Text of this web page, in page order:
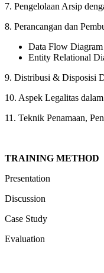
7. Pengelolaan Arsip
8. Perancangan dan
Data Flow
Entity Relational
9. Distribusi & Disposisi
10. Aspek Legalitas
11. Teknik Penamaan,
TRAINING METHOD
Presentation
Discussion
Case Study
Evaluation